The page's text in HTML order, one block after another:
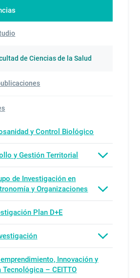
de Ciencias de la Salud
y Control Biológico
y Gestión Territorial
de Investigación en
y Organizaciones
Plan D+E
Innovación y
Tecnológica – CEITTO